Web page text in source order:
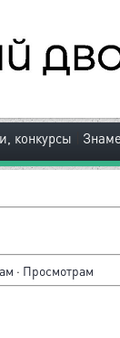
конкурсы
· Просмотрам